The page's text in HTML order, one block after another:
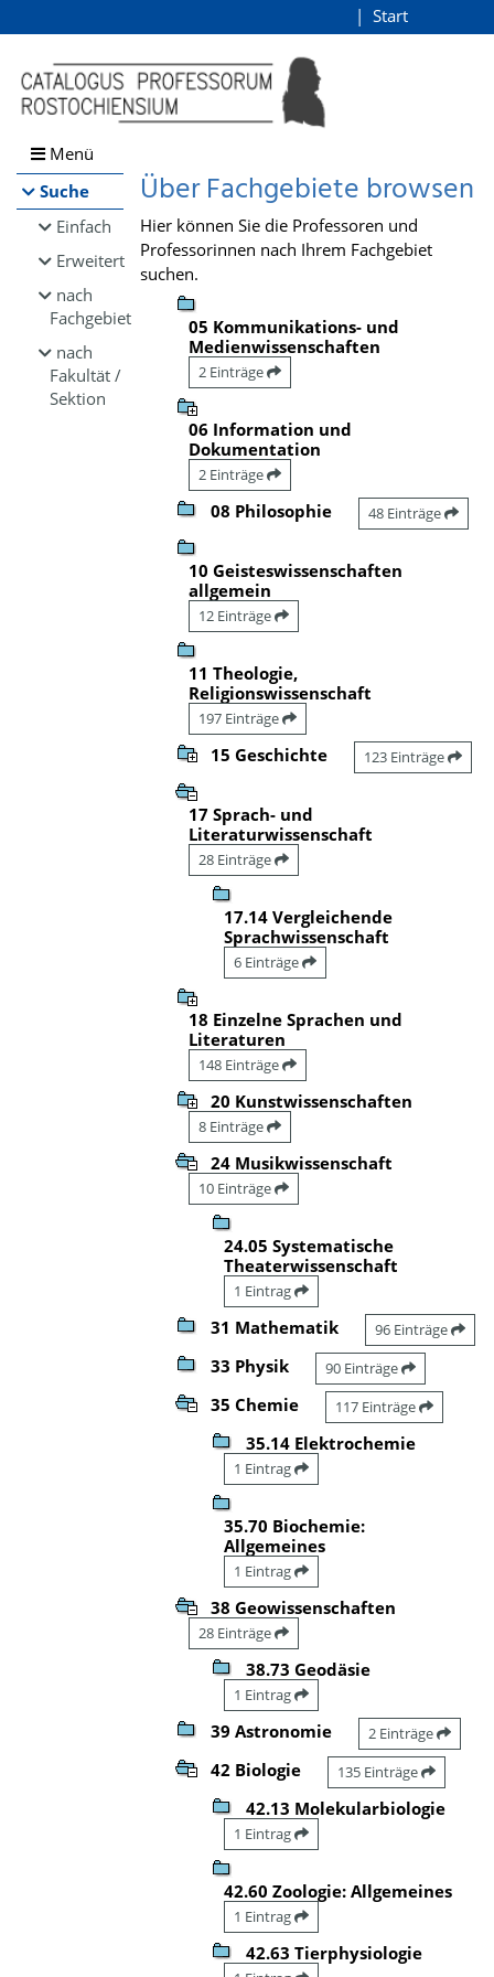
Browsen
direkt zum Inhalt
Start
Menü
Suche
Einfach
Erweitert
nach
Fachgebiet
nach
Fakultät /
Sektion
Über Fachgebiete browsen
Hier können Sie die Professoren und
Professorinnen nach Ihrem Fachgebiet
suchen.
05 Kommunikations- und
Medienwissenschaften
2 Einträge
06 Information und
Dokumentation
2 Einträge
08 Philosophie 48 Einträge
10 Geisteswissenschaften
allgemein
12 Einträge
11 Theologie,
Religionswissenschaft
197 Einträge
15 Geschichte 123 Einträge
17 Sprach- und
Literaturwissenschaft
28 Einträge
17.14 Vergleichende
Sprachwissenschaft
6 Einträge
18 Einzelne Sprachen und
Literaturen
148 Einträge
20 Kunstwissenschaften
8 Einträge
24 Musikwissenschaft
10 Einträge
24.05 Systematische
Theaterwissenschaft
1 Eintrag
31 Mathematik 96 Einträge
33 Physik 90 Einträge
35 Chemie 117 Einträge
35.14 Elektrochemie
1 Eintrag
35.70 Biochemie:
Allgemeines
1 Eintrag
38 Geowissenschaften
28 Einträge
38.73 Geodäsie
1 Eintrag
39 Astronomie 2 Einträge
42 Biologie 135 Einträge
42.13 Molekularbiologie
1 Eintrag
42.60 Zoologie: Allgemeines
1 Eintrag
42.63 Tierphysiologie